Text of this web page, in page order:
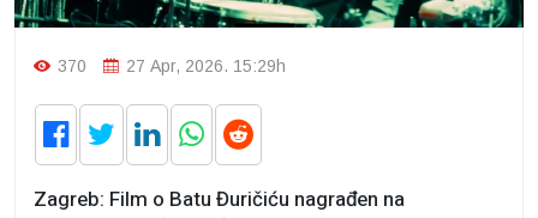
370 27 Apr, 2026. 15:29h
Zagreb: Film o Batu Đuričiću nagrađen na